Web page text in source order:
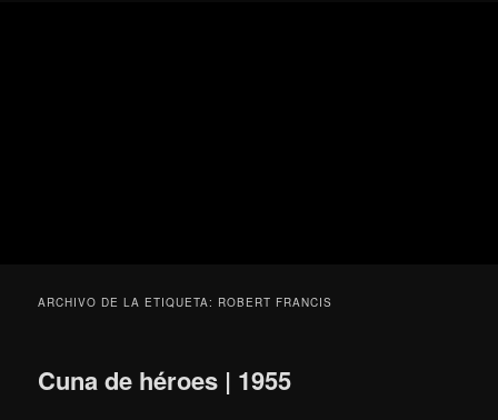
ARCHIVO DE LA ETIQUETA: ROBERT FRANCIS
Cuna de héroes | 1955